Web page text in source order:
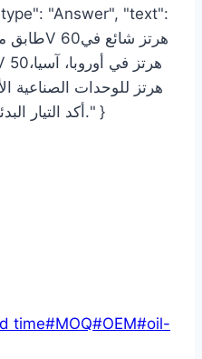
"Answer", "text":
أكد التيار البدئي وحجم السلك قبل الطلب." }
time#MOQ#OEM#oil-